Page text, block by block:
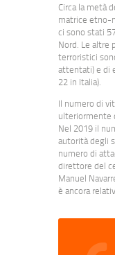
Circa la metà
matrice etno-
ci sono stati
Nord. Le altre
terroristici
attentati) e di
22 in Italia).
Il numero di
ulteriormente
Nel 2019 il
autorità degli
numero di
direttore del
Manuel
è ancora